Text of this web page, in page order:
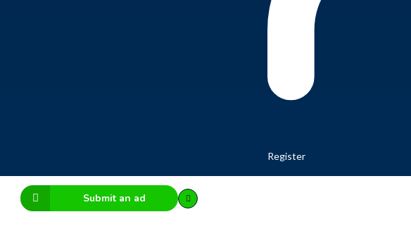
Register
Submit an ad